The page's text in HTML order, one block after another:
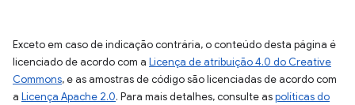
Exceto em caso de indicação contrária, o conteúdo desta página é
licenciado de acordo com a Licença de atribuição 4.0 do Creative
Commons, e as amostras de código são licenciadas de acordo com
a Licença Apache 2.0. Para mais detalhes, consulte aspolíticas do